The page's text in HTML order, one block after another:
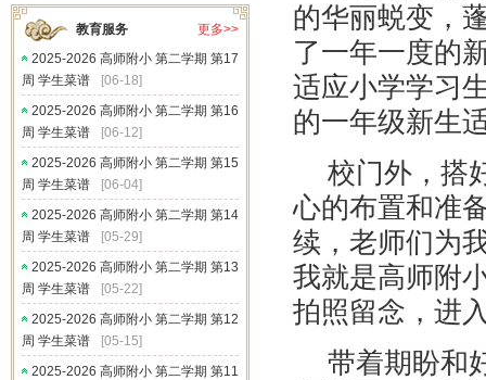
更多>>
教育服务
2025-2026 高师附小 第二学期 第17
周 学生菜谱
[06-18]
2025-2026 高师附小 第二学期 第16
周 学生菜谱
[06-12]
2025-2026 高师附小 第二学期 第15
周 学生菜谱
[06-04]
2025-2026 高师附小 第二学期 第14
周 学生菜谱
[05-29]
2025-2026 高师附小 第二学期 第13
周 学生菜谱
[05-22]
2025-2026 高师附小 第二学期 第12
周 学生菜谱
[05-15]
2025-2026 高师附小 第二学期 第11
的华丽蜕变，
了一年一度的
适应小学学习
的一年级新生
校门外，搭
心的布置和准
续，老师们为
我就是高师附
拍照留念，进
带着期盼和